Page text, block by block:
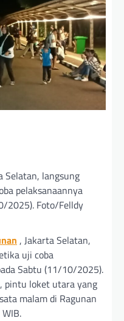
Selatan, langsung
pelaksanaannya
2025). Foto/Felldy
, Jakarta Selatan,
uji coba
Sabtu (11/10/2025).
pintu loket utara yang
malam di Ragunan